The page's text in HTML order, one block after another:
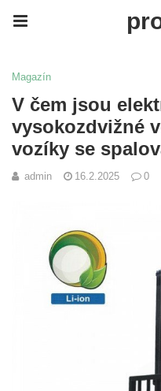
Magazín
V čem jsou
vysokozdvižné
vozíky se
admin 16.2.2025 0